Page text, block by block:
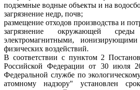
подземные водные объекты и на
загрязнение недр, почв;
размещение отходов производства и
загрязнение окружающей
электромагнитными,
физических воздействий.
В соответствии с пунктом 2
Российской Федерации от 30
Федеральной службе по
атомному надзору" установлен